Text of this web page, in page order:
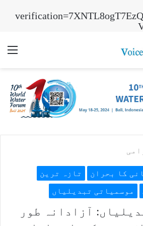
کا بحران تازہ ترین
موسمیاتی تبدیلیاں
آزادانہ طور